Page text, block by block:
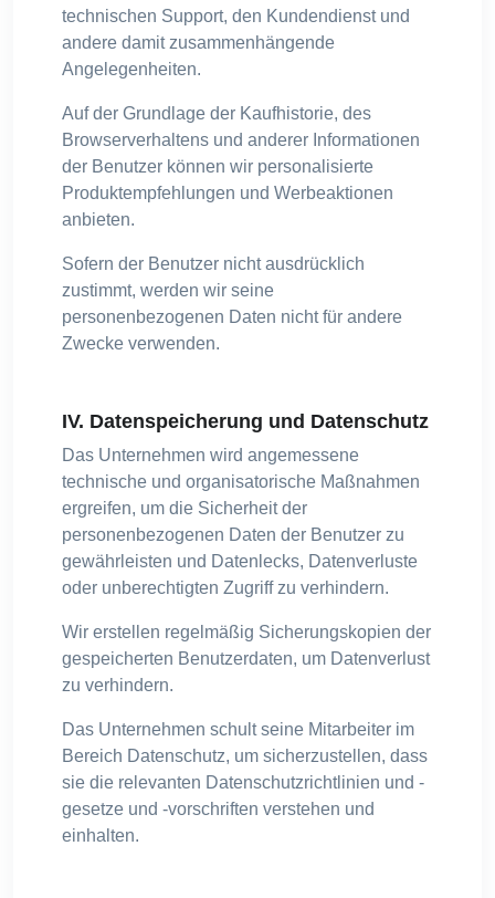
technischen Support, den Kundendienst und
andere damit zusammenhängende
Angelegenheiten.
Auf der Grundlage der Kaufhistorie, des
Browserverhaltens und anderer Informationen
der Benutzer können wir personalisierte
Produktempfehlungen und Werbeaktionen
anbieten.
Sofern der Benutzer nicht ausdrücklich
zustimmt, werden wir seine
personenbezogenen Daten nicht für andere
Zwecke verwenden.
IV. Datenspeicherung und Datenschutz
Das Unternehmen wird angemessene
technische und organisatorische Maßnahmen
ergreifen, um die Sicherheit der
personenbezogenen Daten der Benutzer zu
gewährleisten und Datenlecks, Datenverluste
oder unberechtigten Zugriff zu verhindern.
Wir erstellen regelmäßig Sicherungskopien der
gespeicherten Benutzerdaten, um Datenverlust
zu verhindern.
Das Unternehmen schult seine Mitarbeiter im
Bereich Datenschutz, um sicherzustellen, dass
sie die relevanten Datenschutzrichtlinien und -
gesetze und -vorschriften verstehen und
einhalten.